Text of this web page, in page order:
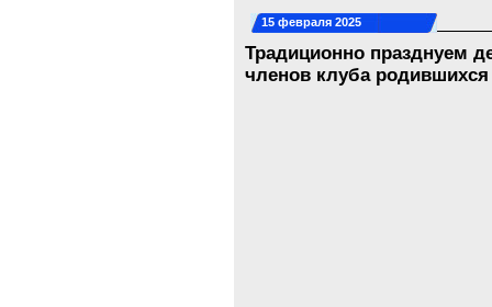
15 февраля 2025
Традиционно празднуем
членов клуба